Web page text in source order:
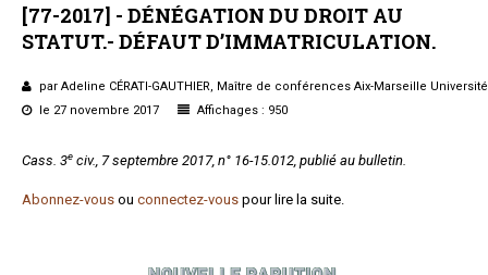
Sommaires
Chroniques
Etudes de texte
Réponses ministérielles
Formez-vous !
[77-2017] - DÉNÉGATION DU DROIT AU
STATUT.- DÉFAUTD’IMMATRICULATION.
par Adeline CÉRATI-GAUTHIER, Maître de conférences Aix-Marseille Université
le 27 novembre 2017
Affichages : 950
Cass. 3e civ., 7 septembre 2017, n° 16-15.012, publié au bulletin.
Abonnez-vous ou connectez-vous pour lire la suite.